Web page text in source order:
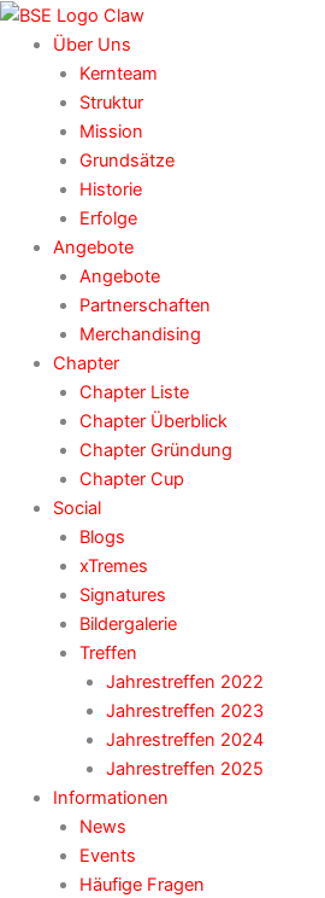
Zum
Inhalt
springen
Über Uns
Kernteam
Struktur
Mission
Grundsätze
Historie
Erfolge
Angebote
Angebote
Partnerschaften
Merchandising
Chapter
Chapter Liste
Chapter Überblick
Chapter Gründung
Chapter Cup
Social
Blogs
xTremes
Signatures
Bildergalerie
Treffen
Jahrestreffen 2022
Jahrestreffen 2023
Jahrestreffen 2024
Jahrestreffen 2025
Informationen
News
Events
Häufige Fragen